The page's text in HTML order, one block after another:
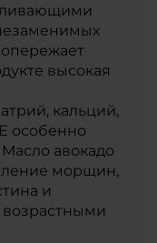
высокая
кальций,
особенно
авокадо
морщин,
и
возрастными